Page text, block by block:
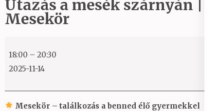
Utazás a mesék szárnyán |
Mesekör
mesék
18:00 – 20:30
2025-11-14
Mesekör – találkozás a benned élő gyermekkel